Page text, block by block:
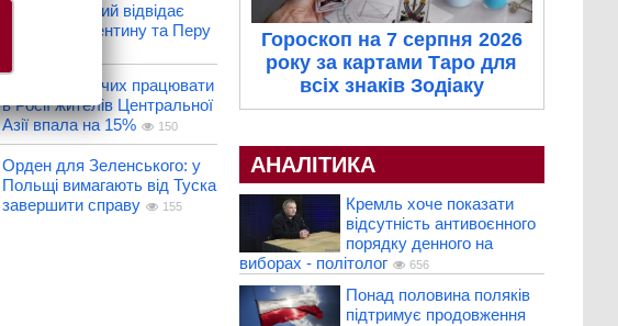
Папа Римський відвідає
Уругвай, Аргентину та Перу
Кількість охочих працювати
в Росії жителів Центральної
Азії впала на 15%
150
Орден для Зеленського: у
Польщі вимагають від Туска
завершити справу
155
Гороскоп на 7 серпня 2026
року за картами Таро для
всіх знаків Зодіаку
АНАЛІТИКА
Кремль хоче показати
відсутність антивоєнного
порядку денного на
виборах - політолог
656
Понад половина поляків
підтримує продовження